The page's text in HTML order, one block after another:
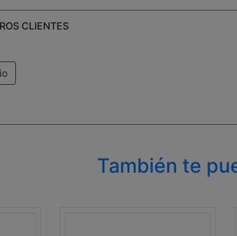
CLIENTES
También te